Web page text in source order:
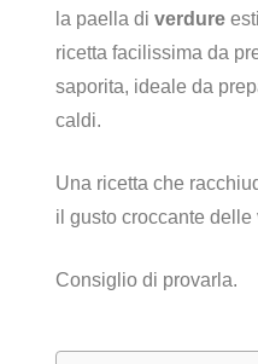
la paella di verdure
ricetta facilissima da
saporita, ideale da
caldi.
Una ricetta che
il gusto croccante delle
Consiglio di provarla.